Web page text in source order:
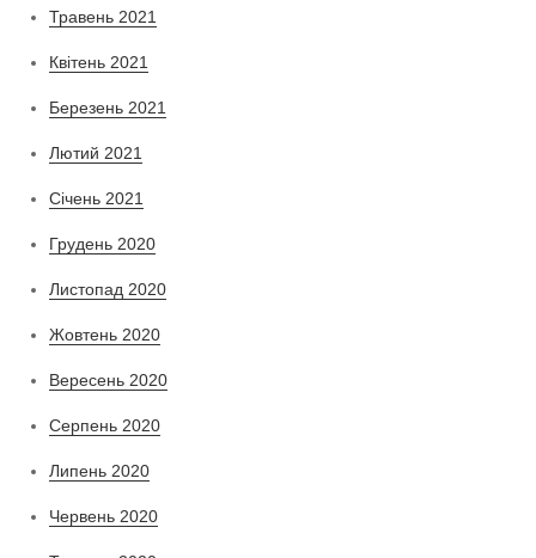
Травень 2021
Квітень 2021
Березень 2021
Лютий 2021
Січень 2021
Грудень 2020
Листопад 2020
Жовтень 2020
Вересень 2020
Серпень 2020
Липень 2020
Червень 2020